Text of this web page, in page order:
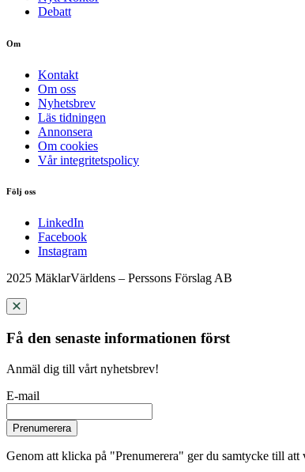
Debatt
Om
Kontakt
Om oss
Nyhetsbrev
Läs tidningen
Annonsera
Om cookies
Vår integritetspolicy
Följ oss
LinkedIn
Facebook
Instagram
2025 MäklarVärldens – Perssons Förslag AB
Få den senaste informationen först
Anmäl dig till vårt nyhetsbrev!
E-mail
Prenumerera
Genom att klicka på "Prenumerera" ger du samtycke till